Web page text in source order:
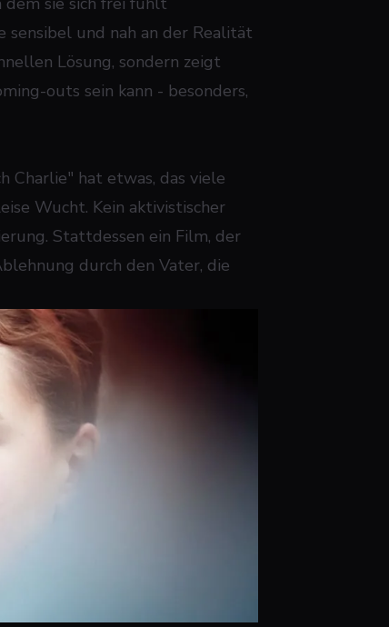
sensibel und nah an der Realität
Lösung, sondern zeigt
outs sein kann - besonders,
Charlie" hat etwas, das viele
Wucht. Kein aktivistischer
Stattdessen ein Film, der
durch den Vater, die